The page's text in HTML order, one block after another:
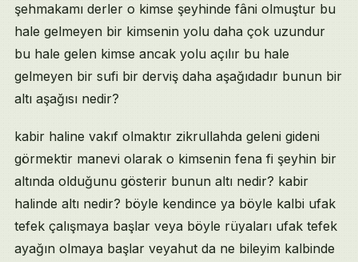
şehmakamı derler o kimse şeyhinde fâni olmuştur bu
hale gelmeyen bir kimsenin yolu daha çok uzundur
bu hale gelen kimse ancak yolu açılır bu hale
gelmeyen bir sufi bir derviş daha aşağıdadır bunun bir
altı aşağısı nedir?
kabir haline vakıf olmaktır zikrullahda geleni gideni
görmektir manevi olarak o kimsenin fena fi şeyhin bir
altında olduğunu gösterir bunun altı nedir? kabir
halinde altı nedir? böyle kendince ya böyle kalbi ufak
tefek çalışmaya başlar veya böyle rüyaları ufak tefek
ayağın olmaya başlar veyahut da ne bileyim kalbinde